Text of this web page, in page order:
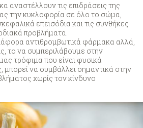
αναστέλλουν τις επιδράσεις της
την κυκλοφορία σε όλο το σώμα,
επεισόδια και τις συνθήκες
προβλήματα.
αντιθρομβωτικά φάρμακα αλλά,
το να συμπεριλάβουμε στην
τρόφιμα που είναι φυσικά
μπορεί να συμβάλλει σημαντικά στην
χωρίς τον κίνδυνο